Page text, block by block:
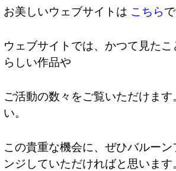
お美しいウェブサイトは こちらで
ウェブサイトでは、かつて見た
らしい作品や
ご活動の数々をご覧いただけます
い。
この貴重な機会に、ぜひバルー
ンジしていただければと思います。